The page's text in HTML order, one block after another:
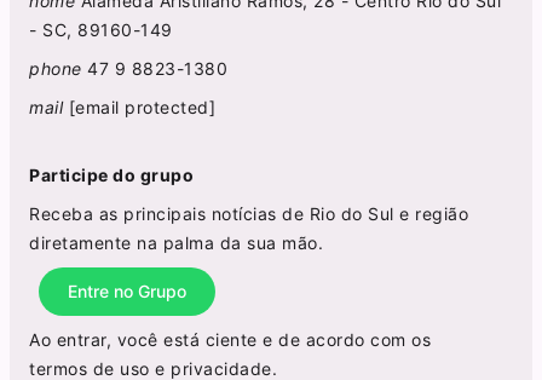
- SC, 89160-149
phone 47 9 8823-1380
mail [email protected]
Participe do grupo
Receba as principais notícias de Rio do Sul e região
diretamente na palma da sua mão.
Entre no Grupo
Ao entrar, você está ciente e de acordo com os
termos de uso e privacidade.